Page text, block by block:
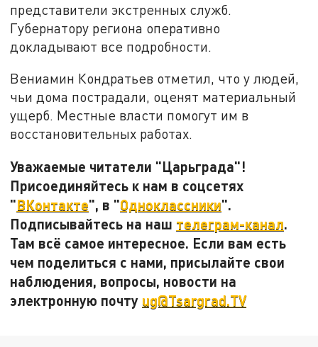
представители экстренных служб.
Губернатору региона оперативно
докладывают все подробности.
Вениамин Кондратьев отметил, что у людей,
чьи дома пострадали, оценят материальный
ущерб. Местные власти помогут им в
восстановительных работах.
Уважаемые читатели "Царьграда"!
Присоединяйтесь к нам в соцсетях
"ВКонтакте", в "Одноклассники".
Подписывайтесь на наш телеграм-канал.
Там всё самое интересное. Если вам есть
чем поделиться с нами, присылайте свои
наблюдения, вопросы, новости на
электронную почту ug@Tsargrad.TV